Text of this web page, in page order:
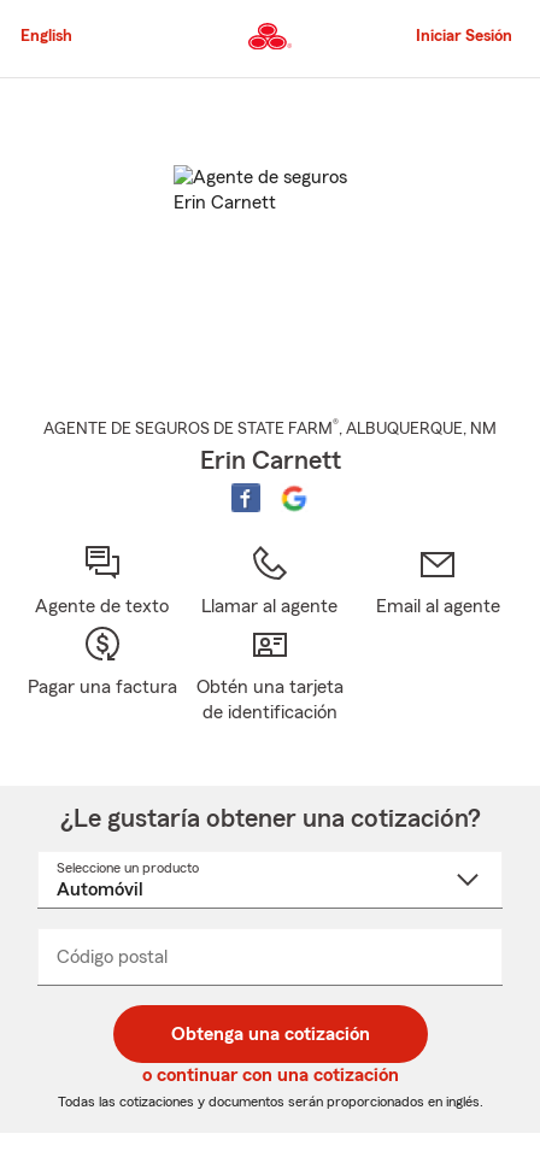
al
principal
English Iniciar Sesión
AGENTE DE SEGUROS DE STATE FARM®, ALBUQUERQUE, NM
Erin Carnett
Agente de texto Llamar al agente Email al agente
Pagar una factura
Obtén una tarjeta
de identificación
¿Le gustaría obtener una cotización?
Seleccione un producto
desplegable
Código postal
de
5
dígitos
de
5
dígitos
_____
Obtenga una cotización
o continuar con una cotización
Todas las cotizaciones y documentos serán proporcionados en inglés.